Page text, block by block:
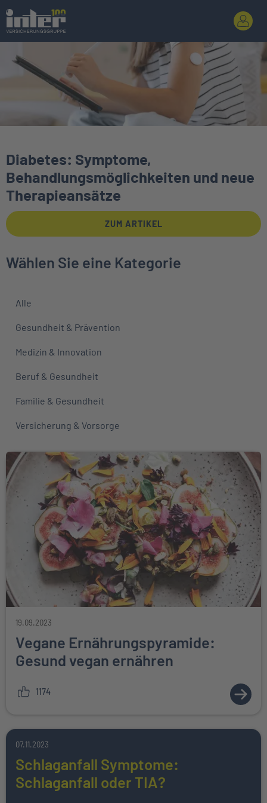
Diabetes: Symptome,
Behandlungsmöglichkeiten und neue
Therapieansätze
ZUM ARTIKEL
Wählen Sie eine Kategorie
Alle
Gesundheit & Prävention
Medizin & Innovation
Beruf & Gesundheit
Familie & Gesundheit
Versicherung & Vorsorge
19.09.2023
Vegane Ernährungspyramide:
Gesund vegan ernähren
1174
ZUM
07.11.2023
Schlaganfall Symptome:
Schlaganfall oder TIA?